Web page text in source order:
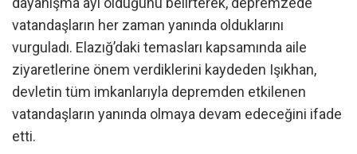
vatandaşların her zaman yanında olduklarını
vurguladı. Elazığ’daki temasları kapsamında aile
ziyaretlerine önem verdiklerini kaydeden Işıkhan,
devletin tüm imkanlarıyla depremden etkilenen
vatandaşların yanında olmaya devam edeceğini ifade
etti.